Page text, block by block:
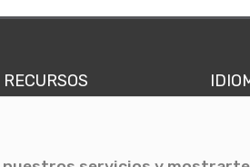
RECURSOS